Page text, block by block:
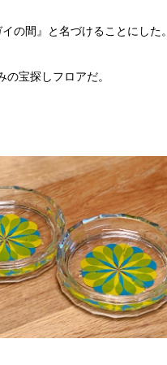
の間』と名づけることにした。
の宝探しフロアだ。